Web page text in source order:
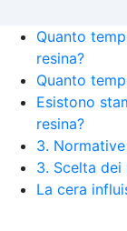
Quanto
resina?
Quanto
Esistono
resina?
3.
3. Scelta
La cera